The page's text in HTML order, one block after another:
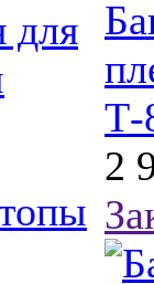
для
Т-
2